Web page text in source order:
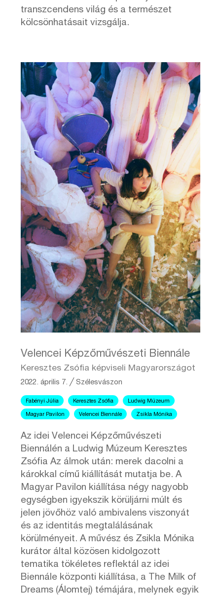
transzcendens világ és a természet
kölcsönhatásait vizsgálja.
Velencei Képzőművészeti Biennále
Keresztes Zsófia képviseli Magyarországot
2022. április 7. ╱Szélesvászon
Fabényi Júlia Keresztes Zsófia Ludwig Múzeum
Magyar Pavilon Velencei Biennále Zsikla Mónika
Az idei Velencei Képzőművészeti
Biennálén a Ludwig Múzeum Keresztes
Zsófia Az álmok után: merek dacolni a
károkkal című kiállítását mutatja be. A
Magyar Pavilon kiállítása négy nagyobb
egységben igyekszik körüljárni múlt és
jelen jövőhöz való ambivalens viszonyát
és az identitás megtalálásának
körülményeit. A művész és Zsikla Mónika
kurátor által közösen kidolgozott
tematika tökéletes reflektál az idei
Biennále központi kiállítása, a The Milk of
Dreams (Álomtej) témájára, melynek egyik